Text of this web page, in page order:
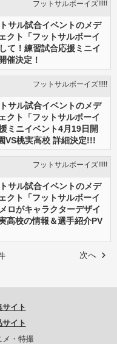
フットサルボーイズ!!!!!
サル試合イベントのメデ
クト「フットサルボーイ
て！練習試合応援ミニイ
催決定！
フットサルボーイズ!!!!!
サル試合イベントのメデ
クト「フットサルボーイ
ミニイベント4月19日開
VS桃実高校 詳細決定!!!
フットサルボーイズ!!!!!
サル試合イベントのメデ
クト「フットサルボーイ
ロがキャラクターデザイ
高校の情報＆選手紹介PV
次へ
サイト
サイト
メ・特撮